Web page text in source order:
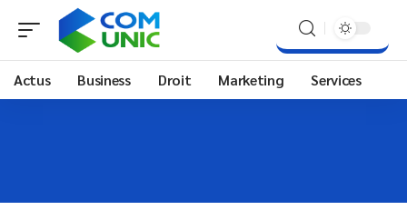
Actus Business Droit Marketing Services